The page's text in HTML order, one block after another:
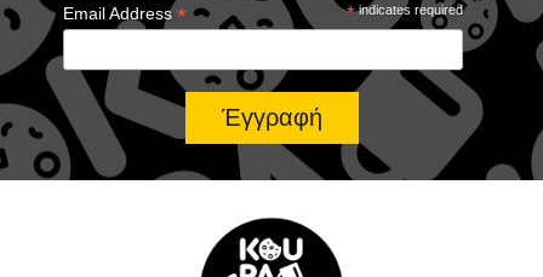
*indicates required
Email Address*